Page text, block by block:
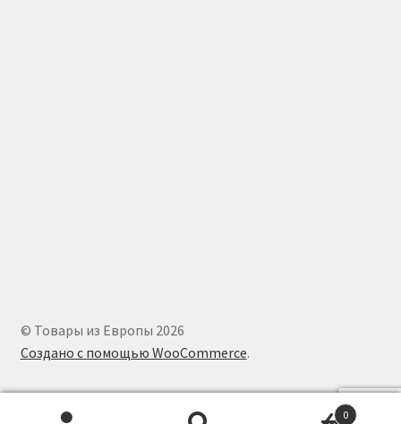
© Товары из Европы 2026
Создано с помощью WooCommerce.
0